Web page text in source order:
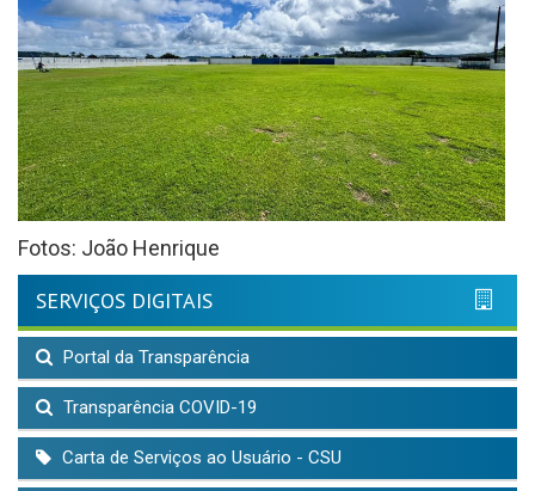
Fotos: João Henrique
SERVIÇOS DIGITAIS
Portal da Transparência
Transparência COVID-19
Carta de Serviços ao Usuário - CSU